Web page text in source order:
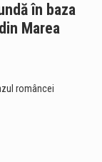
în baza
Marea
româncei